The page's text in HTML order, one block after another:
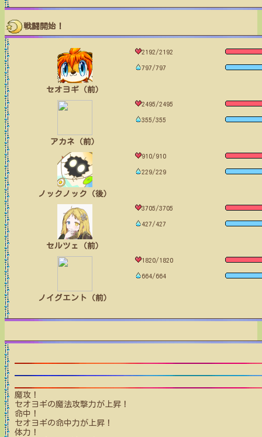
戦闘開始！
セオヨギ（前）
2192/2192
797/797
アカネ（前）
2495/2495
355/355
ノックノック（後）
910/910
229/229
セルツェ（前）
3705/3705
427/427
ノイグエント（前）
1820/1820
664/664
魔攻！
セオヨギの魔法攻撃力が上昇！
命中！
セオヨギの命中力が上昇！
体力！